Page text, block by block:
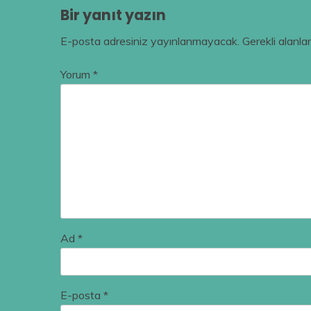
Bir yanıt yazın
E-posta adresiniz yayınlanmayacak. Gerekli alanlar
Yorum *
Ad *
E-posta *